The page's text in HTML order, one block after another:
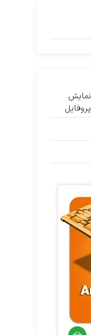
نمایش
پروفایل